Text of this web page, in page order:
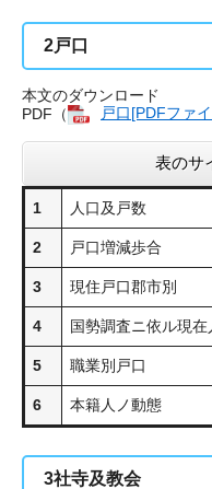
2戸口
本文のダウンロード
PDF（
戸口[PDFファ
表のサ
1 人口及戸数
2 戸口増減歩合
3 現住戸口郡市別
4 国勢調査ニ依ル現在
5 職業別戸口
6 本籍人ノ動態
3社寺及教会